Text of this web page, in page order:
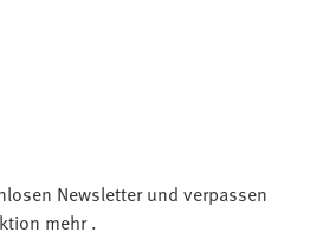
Newsletter und verpassen
mehr .